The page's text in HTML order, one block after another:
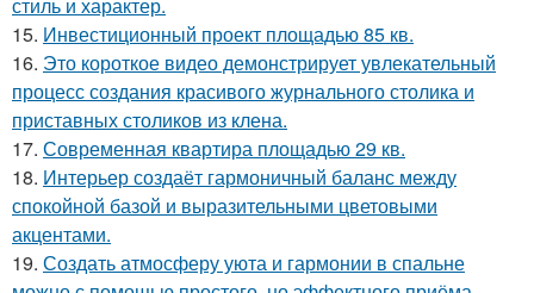
стиль и характер.
15. Инвестиционный проект площадью 85 кв.
16. Это короткое видео демонстрирует увлекательный
процесс создания красивого журнального столика и
приставных столиков из клена.
17. Современная квартира площадью 29 кв.
18. Интерьер создаёт гармоничный баланс между
спокойной базой и выразительными цветовыми
акцентами.
19. Создать атмосферу уюта и гармонии в спальне